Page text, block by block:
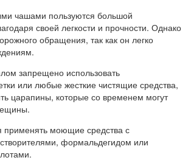
чашами пользуются большой
своей легкости и прочности. Однако
обращения, так как он легко
запрещено использовать
или любые жесткие чистящие средства,
царапины, которые со временем могут
применять моющие средства с
формальдегидом или